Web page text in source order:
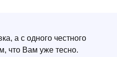
а с одного честного
что Вам уже тесно.